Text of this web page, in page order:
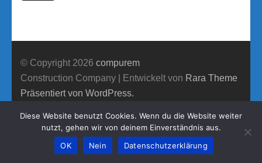
© Copyright 2026 compurem
Construction Company | Entwickelt von Rara Theme
Präsentiert von WordPress.
Diese Website benutzt Cookies. Wenn du die Website weiter
nutzt, gehen wir von deinem Einverständnis aus.
OK
Nein Datenschutzerklärung